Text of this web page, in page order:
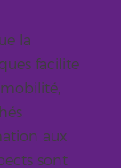
la
facilite
aux
sont